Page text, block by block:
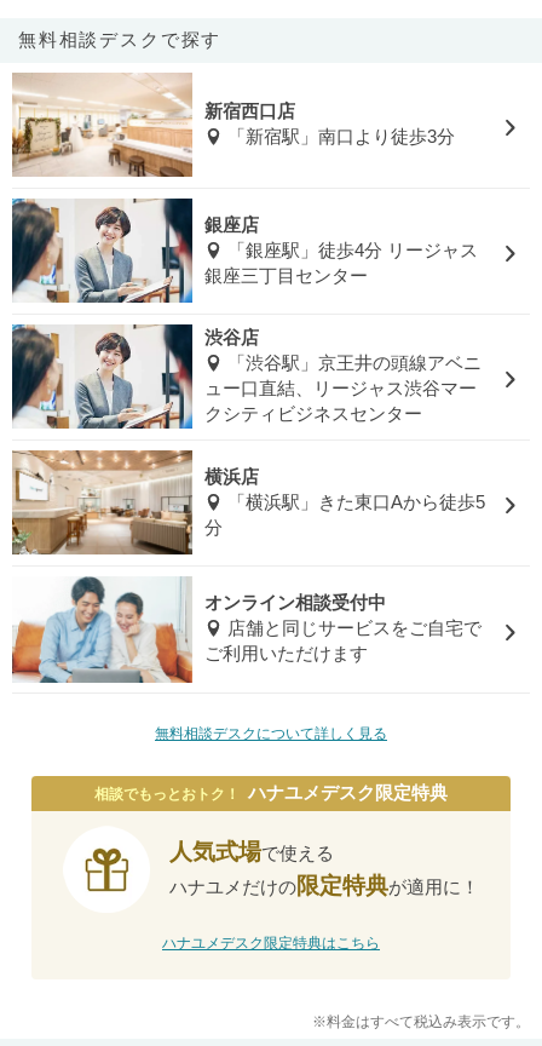
無料相談デスクで探す
新宿西口店
「新宿駅」南口より徒歩3分
銀座店
「銀座駅」徒歩4分 リージャス
銀座三丁目センター
渋谷店
「渋谷駅」京王井の頭線アベニ
ュー口直結、リージャス渋谷マー
クシティビジネスセンター
横浜店
「横浜駅」きた東口Aから徒歩5
分
オンライン相談受付中
店舗と同じサービスをご自宅で
ご利用いただけます
無料相談デスクについて詳しく見る
相談でもっとおトク！ ハナユメデスク限定特典
人気式場で使える
ハナユメだけの限定特典が適用に！
ハナユメデスク限定特典はこちら
※料金はすべて税込み表示です。